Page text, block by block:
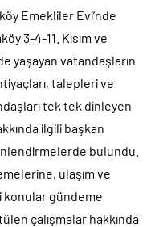
Emekliler Evi’nde
3-4-11. Kısım ve
yaşayan vatandaşların
talepleri ve
tek tek dinleyen
ilgili başkan
bulundu.
ulaşım ve
konular gündeme
çalışmalar hakkında